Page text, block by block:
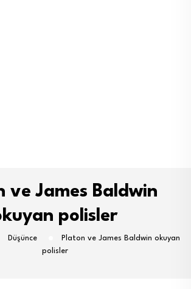
ve James Baldwin
polisler
Düşünce
Platon ve James Baldwin okuyan
polisler